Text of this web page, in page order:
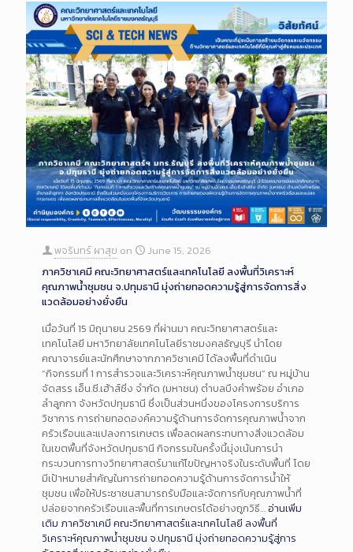
พจรินทร์ ผาสุข on
June 15, 2026
ภาควิชาเคมี คณะวิทยาศาสตร์และเทคโนโลยี ลงพื้นที่วิเคราะห์
คุณภาพน้ำชุมชน จ.ปทุมธานี มุ่งถ่ายทอดความรู้สู่การจัดการสิ่ง
แวดล้อมอย่างยั่งยืน
เมื่อวันที่ 15 มิถุนายน 2569 ที่ผ่านมา คณะวิทยาศาสตร์และ
เทคโนโลยี มหาวิทยาลัยเทคโนโลยีราชมงคลธัญบุรี นำโดย
คณาจารย์และนักศึกษาจากภาควิชาเคมี ได้ลงพื้นที่ดำเนิน
“กิจกรรมที่ 1 การสำรวจและวิเคราะห์คุณภาพน้ำชุมชน” ณ หมู่บ้าน
จัดสรร เอ็น.ซี.เฮ้าส์ซิ่ง จำกัด (มหาชน) ตำบลบึงคำพร้อย อำเภอ
ลำลูกกา จังหวัดปทุมธานี ซึ่งเป็นส่วนหนึ่งของโครงการบริการ
วิชาการ การถ่ายทอดองค์ความรู้ด้านการจัดการคุณภาพน้ำจาก
ครัวเรือนและแปลงการเกษตร เพื่อลดผลกระทบทางสิ่งแวดล้อม
ในเขตพื้นที่จังหวัดปทุมธานี กิจกรรมในครั้งนี้มุ่งเน้นการนำ
กระบวนการทางวิทยาศาสตร์มาแก้ไขปัญหาจริงในระดับพื้นที่ โดย
มีเป้าหมายสำคัญในการถ่ายทอดความรู้ด้านการจัดการน้ำให้
ชุมชน เพื่อให้ประชาชนสามารถรับมือและจัดการกับคุณภาพน้ำที่
ปล่อยจากครัวเรือนและพื้นที่การเกษตรได้อย่างถูกวิธี…อ่านเพิ่ม
เติม ภาควิชาเคมี คณะวิทยาศาสตร์และเทคโนโลยี ลงพื้นที่
วิเคราะห์คุณภาพน้ำชุมชน จ.ปทุมธานี มุ่งถ่ายทอดความรู้สู่การ